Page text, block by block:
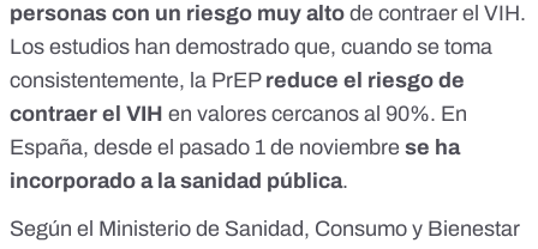
personas con un riesgo muy alto de contraer el VIH.
Los estudios han demostrado que, cuando se toma
consistentemente, la PrEP reduce el riesgo de
contraer el VIH en valores cercanos al 90%. En
España, desde el pasado 1 de noviembre se ha
incorporado a la sanidad pública.
Según el Ministerio de Sanidad, Consumo y Bienestar